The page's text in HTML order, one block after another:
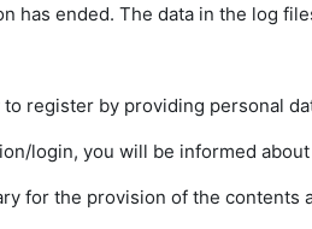
has ended. The data in the log
register by providing personal
login, you will be informed
for the provision of the